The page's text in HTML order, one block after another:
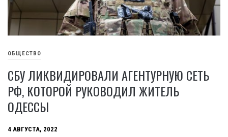
ОБЩЕСТВО
СБУ ЛИКВИДИРОВАЛИ АГЕНТУРНУЮ СЕТЬ
РФ, КОТОРОЙ РУКОВОДИЛ ЖИТЕЛЬ
ОДЕССЫ
4 АВГУСТА, 2022